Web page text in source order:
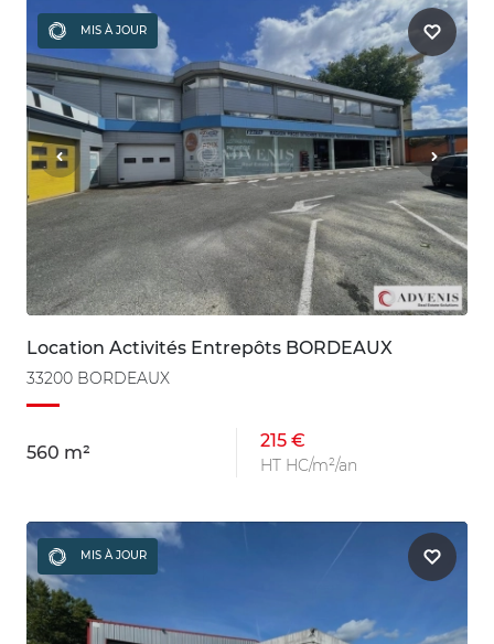
MIS À JOUR
Location Activités Entrepôts BORDEAUX
33200 BORDEAUX
560 m²
215 €
HT HC/m²/an
MIS À JOUR